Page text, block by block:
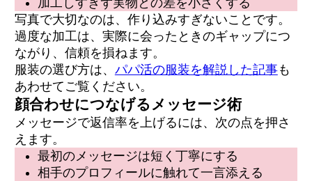
加工しすぎず実物との差を小さくする
写真で大切なのは、作り込みすぎないことです。
過度な加工は、実際に会ったときのギャップにつ
ながり、信頼を損ねます。
服装の選び方は、 パパ活の服装を解説した記事も
あわせてご覧ください。
顔合わせにつなげるメッセージ術
メッセージで返信率を上げるには、次の点を押さ
えます。
最初のメッセージは短く丁寧にする
相手のプロフィールに触れて一言添える